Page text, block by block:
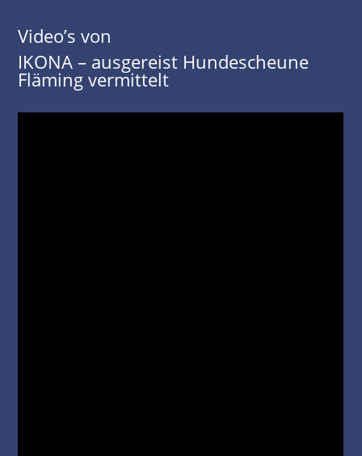
Video’s von
IKONA – ausgereist Hundescheune
Fläming vermittelt